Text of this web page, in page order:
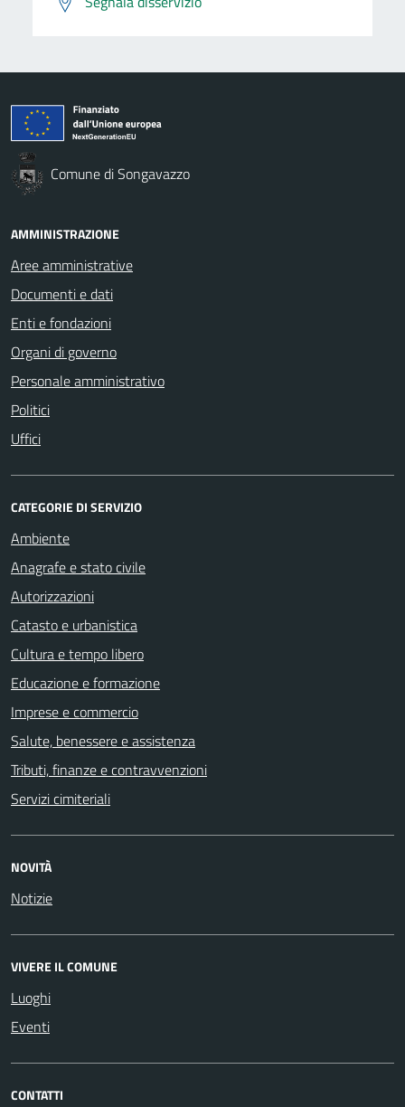
Comune di Songavazzo
AMMINISTRAZIONE
Aree amministrative
Documenti e dati
Enti e fondazioni
Organi di governo
Personale amministrativo
Politici
Uffici
CATEGORIE DI SERVIZIO
Ambiente
Anagrafe e stato civile
Autorizzazioni
Catasto e urbanistica
Cultura e tempo libero
Educazione e formazione
Imprese e commercio
Salute, benessere e assistenza
Tributi, finanze e contravvenzioni
Servizi cimiteriali
NOVITÀ
Notizie
VIVERE IL COMUNE
Luoghi
Eventi
CONTATTI